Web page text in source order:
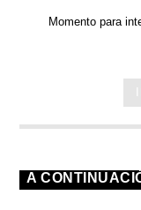
Momento para
A